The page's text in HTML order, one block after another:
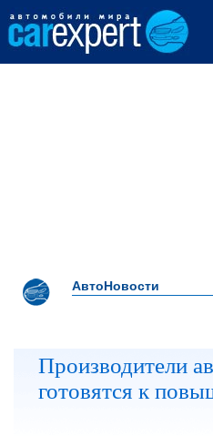
АвтоНовости
Производители
готовятся к